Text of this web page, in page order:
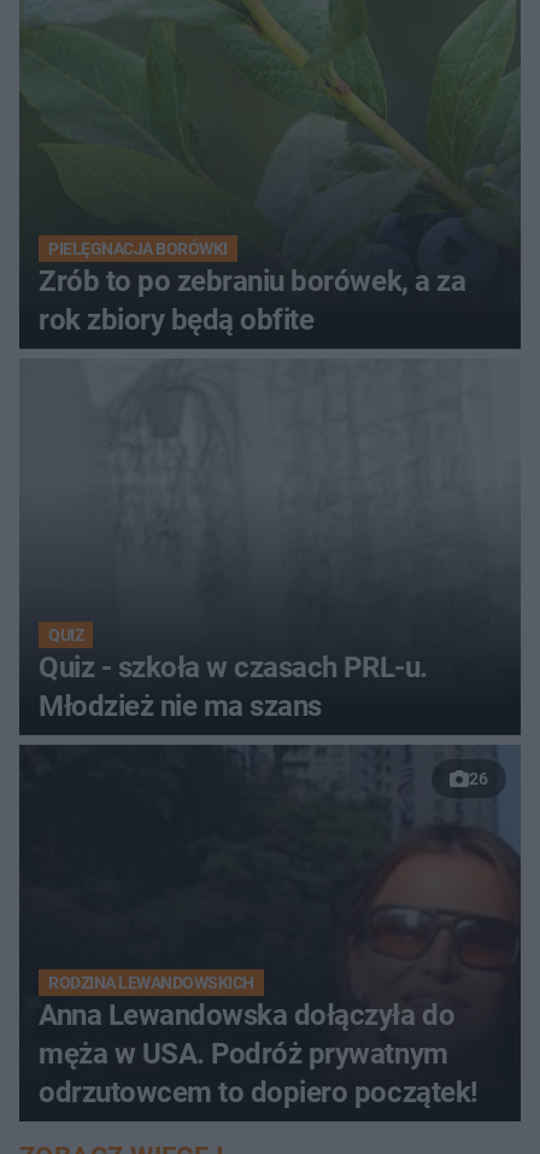
PIELĘGNACJA BORÓWKI
Zrób to po zebraniu borówek, a za
rok zbiory będą obfite
QUIZ
Quiz - szkoła w czasach PRL-u.
Młodzież nie ma szans
26
RODZINA LEWANDOWSKICH
Anna Lewandowska dołączyła do
męża w USA. Podróż prywatnym
odrzutowcem to dopiero początek!